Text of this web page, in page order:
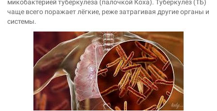
микобактерией туберкулеза (палочкой Коха). Туберкулёз (ТБ)
чаще всего поражает лёгкие, реже затрагивая другие органы и
системы.